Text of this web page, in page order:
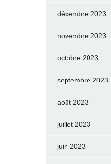
décembre 2023
novembre 2023
octobre 2023
septembre 2023
août 2023
juillet 2023
juin 2023